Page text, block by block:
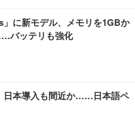
」に新モデル、メモリを1GBか
バッテリも強化
日本導入も間近か……日本語ペ